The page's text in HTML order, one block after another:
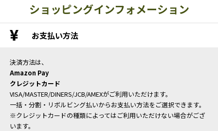
ショッピングインフォメーション
お支払い方法
決済方法は、
Amazon Pay
クレジットカード
VISA/MASTER/DINERS/JCB/AMEXがご利用いただけます。
一括・分割・リボルビング払いからお支払い方法をご選択できます。
※クレジットカードの種類によってはご利用いただけない場合がござ
います。